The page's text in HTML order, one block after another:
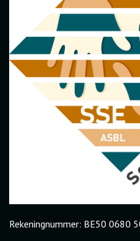
Rekeningnummer: BE50 0680